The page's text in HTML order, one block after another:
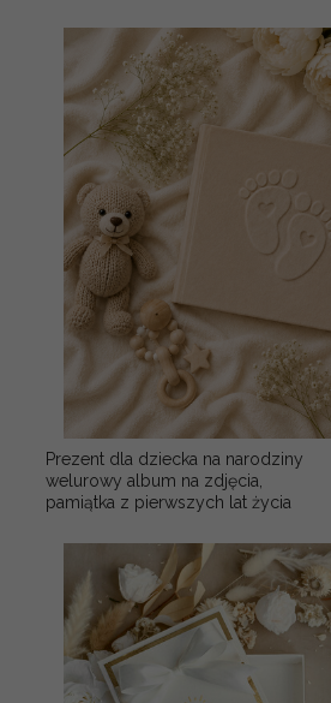
Prezent dla dziecka na narodziny
welurowy album na zdjęcia,
pamiątka z pierwszych lat życia